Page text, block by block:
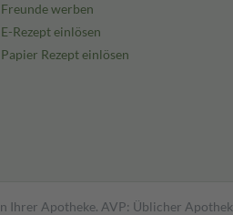
Freunde werben
E-Rezept einlösen
Papier Rezept einlösen
Ihrer Apotheke. AVP: Üblicher